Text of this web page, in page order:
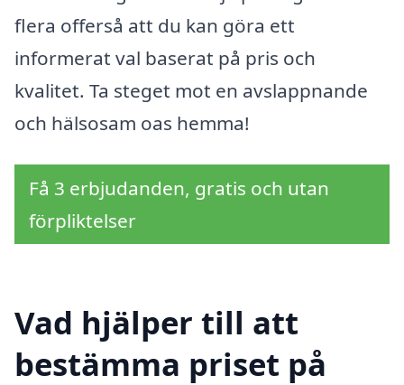
flera offerså att du kan göra ett
informerat val baserat på pris och
kvalitet. Ta steget mot en avslappnande
och hälsosam oas hemma!
Få 3 erbjudanden, gratis och utan
förpliktelser
Vad hjälper till att
bestämma priset på